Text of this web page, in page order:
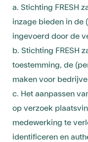
a. Stichting FRESH
inzage bieden in de
ingevoerd door de
b. Stichting FRESH
toestemming, de
maken voor
c. Het aanpassen
op verzoek
medewerking te
identificeren en